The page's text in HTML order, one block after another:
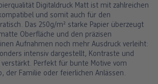
Digitaldruck Matt ist mit zahlreichen
und somit auch für den
Das 250g/m² starke Papier überzeugt
Oberfläche und den präzisen
Aufnahmen noch mehr Ausdruck verleiht:
intensiv dargestellt, Kontraste und
verstärkt. Perfekt für bunte Motive vom
der Familie oder feierlichen Anlässen.